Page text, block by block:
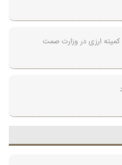
کمیته ارزی در وزارت صمت